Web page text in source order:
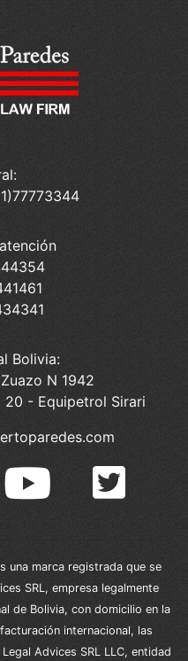
Bolivia:
N 1942
20 - Equipetrol Sirari
una marca registrada que se
SRL, empresa legalmente
de Bolivia, con domicilio en la
internacional, las
Advices SRL LLC, entidad